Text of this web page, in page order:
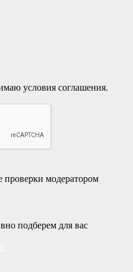
условия соглашения.
проверки модератором
подберем для вас